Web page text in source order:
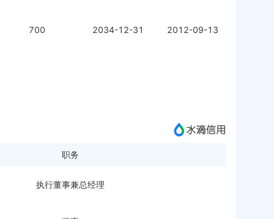
700 2034-12-31 2012-09-13
职务
执行董事兼总经理